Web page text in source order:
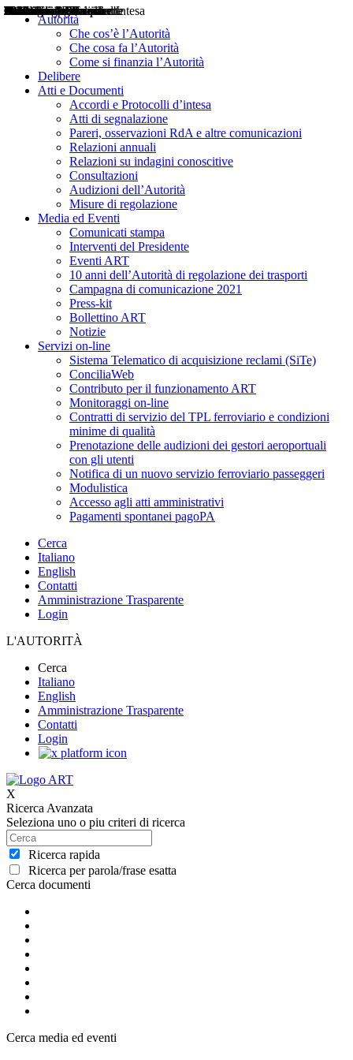
Autorità
Che cos’è l’Autorità
Che cosa fa l’Autorità
Come si finanzia l’Autorità
Delibere
Atti e Documenti
Accordi e Protocolli d’intesa
Atti di segnalazione
Pareri, osservazioni RdA e altre comunicazioni
Relazioni annuali
Relazioni su indagini conoscitive
Consultazioni
Audizioni dell’Autorità
Misure di regolazione
Media ed Eventi
Comunicati stampa
Interventi del Presidente
Eventi ART
10 anni dell’Autorità di regolazione dei trasporti
Campagna di comunicazione 2021
Press-kit
Bollettino ART
Notizie
Servizi on-line
Sistema Telematico di acquisizione reclami (SiTe)
ConciliaWeb
Contributo per il funzionamento ART
Monitoraggi on-line
Contratti di servizio del TPL ferroviario e condizioni
minime di qualità
Prenotazione delle audizioni dei gestori aeroportuali
con gli utenti
Notifica di un nuovo servizio ferroviario passeggeri
Modulistica
Accesso agli atti amministrativi
Pagamenti spontanei pagoPA
Cerca
Italiano
English
Contatti
Amministrazione Trasparente
Login
L'AUTORITÀ
Cerca
Italiano
English
Amministrazione Trasparente
Contatti
Login
X
Ricerca Avanzata
Seleziona uno o piu criteri di ricerca
Ricerca rapida
Ricerca per parola/frase esatta
Cerca documenti
Delibere
Pareri
Consultazioni
Audizioni
Atti di Segnalazione
Accordi e Protocolli d'Intesa
Relazioni annuali
Misure di regolazione
Cerca media ed eventi
Notizie
Comunicati Stampa
Bollettini ART
Convegni ART
Interviste del Presidente
Articoli in primo piano
Interventi del Presidente
2004
2005
2010
2013
2014
2015
2016
2017
2018
2019
202
2020
2021
2022
2023
2024
2025
2026
Aereo
Marittimo
Terrestre